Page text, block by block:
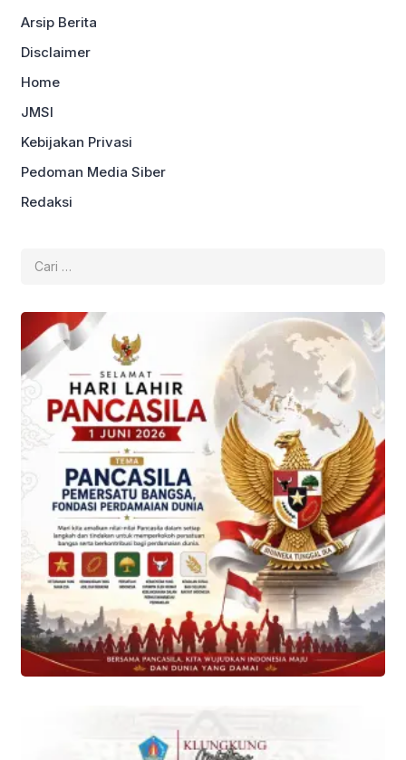
Arsip Berita
Disclaimer
Home
JMSI
Kebijakan Privasi
Pedoman Media Siber
Redaksi
untuk: